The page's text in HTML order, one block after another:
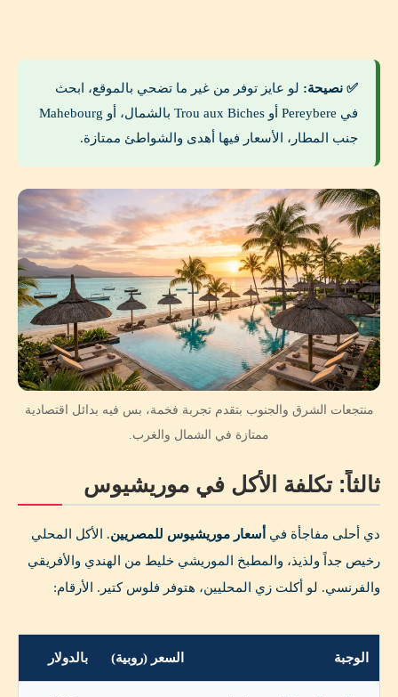
✅ نصيحة: لو عايز توفر من غير ما تضحي بالموقع، ابحث
في Pereybere أو Trou aux Biches بالشمال، أو Mahebourg
جنب المطار، الأسعار فيها أهدى والشواطئ ممتازة.
منتجعات الشرق والجنوب بتقدم تجربة فخمة، بس فيه بدائل اقتصادية
ممتازة في الشمال والغرب.
ثالثاً: تكلفة الأكل في موريشيوس
دي أحلى مفاجأة في أسعار موريشيوس للمصريين. الأكل المحلي
رخيص جداً ولذيذ، والمطبخ الموريشي خليط من الهندي والأفريقي
والفرنسي. لو أكلت زي المحليين، هتوفر فلوس كتير. الأرقام:
الوجبة السعر (روبية) بالدولار